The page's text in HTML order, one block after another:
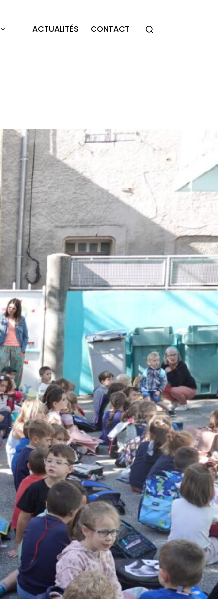
ACTUALITÉS CONTACT